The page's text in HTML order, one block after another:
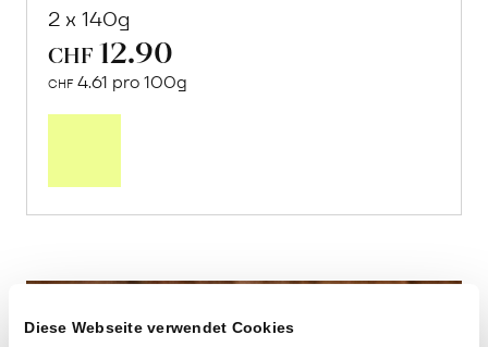
Diese Webseite verwendet Cookies
2 x 140g
CHF 12.90
CHF 4.61 pro 100g